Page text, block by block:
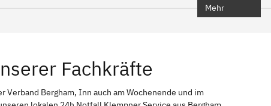
Mehr
Fachkräfte
Verband Bergham, Inn auch am Wochenende und im